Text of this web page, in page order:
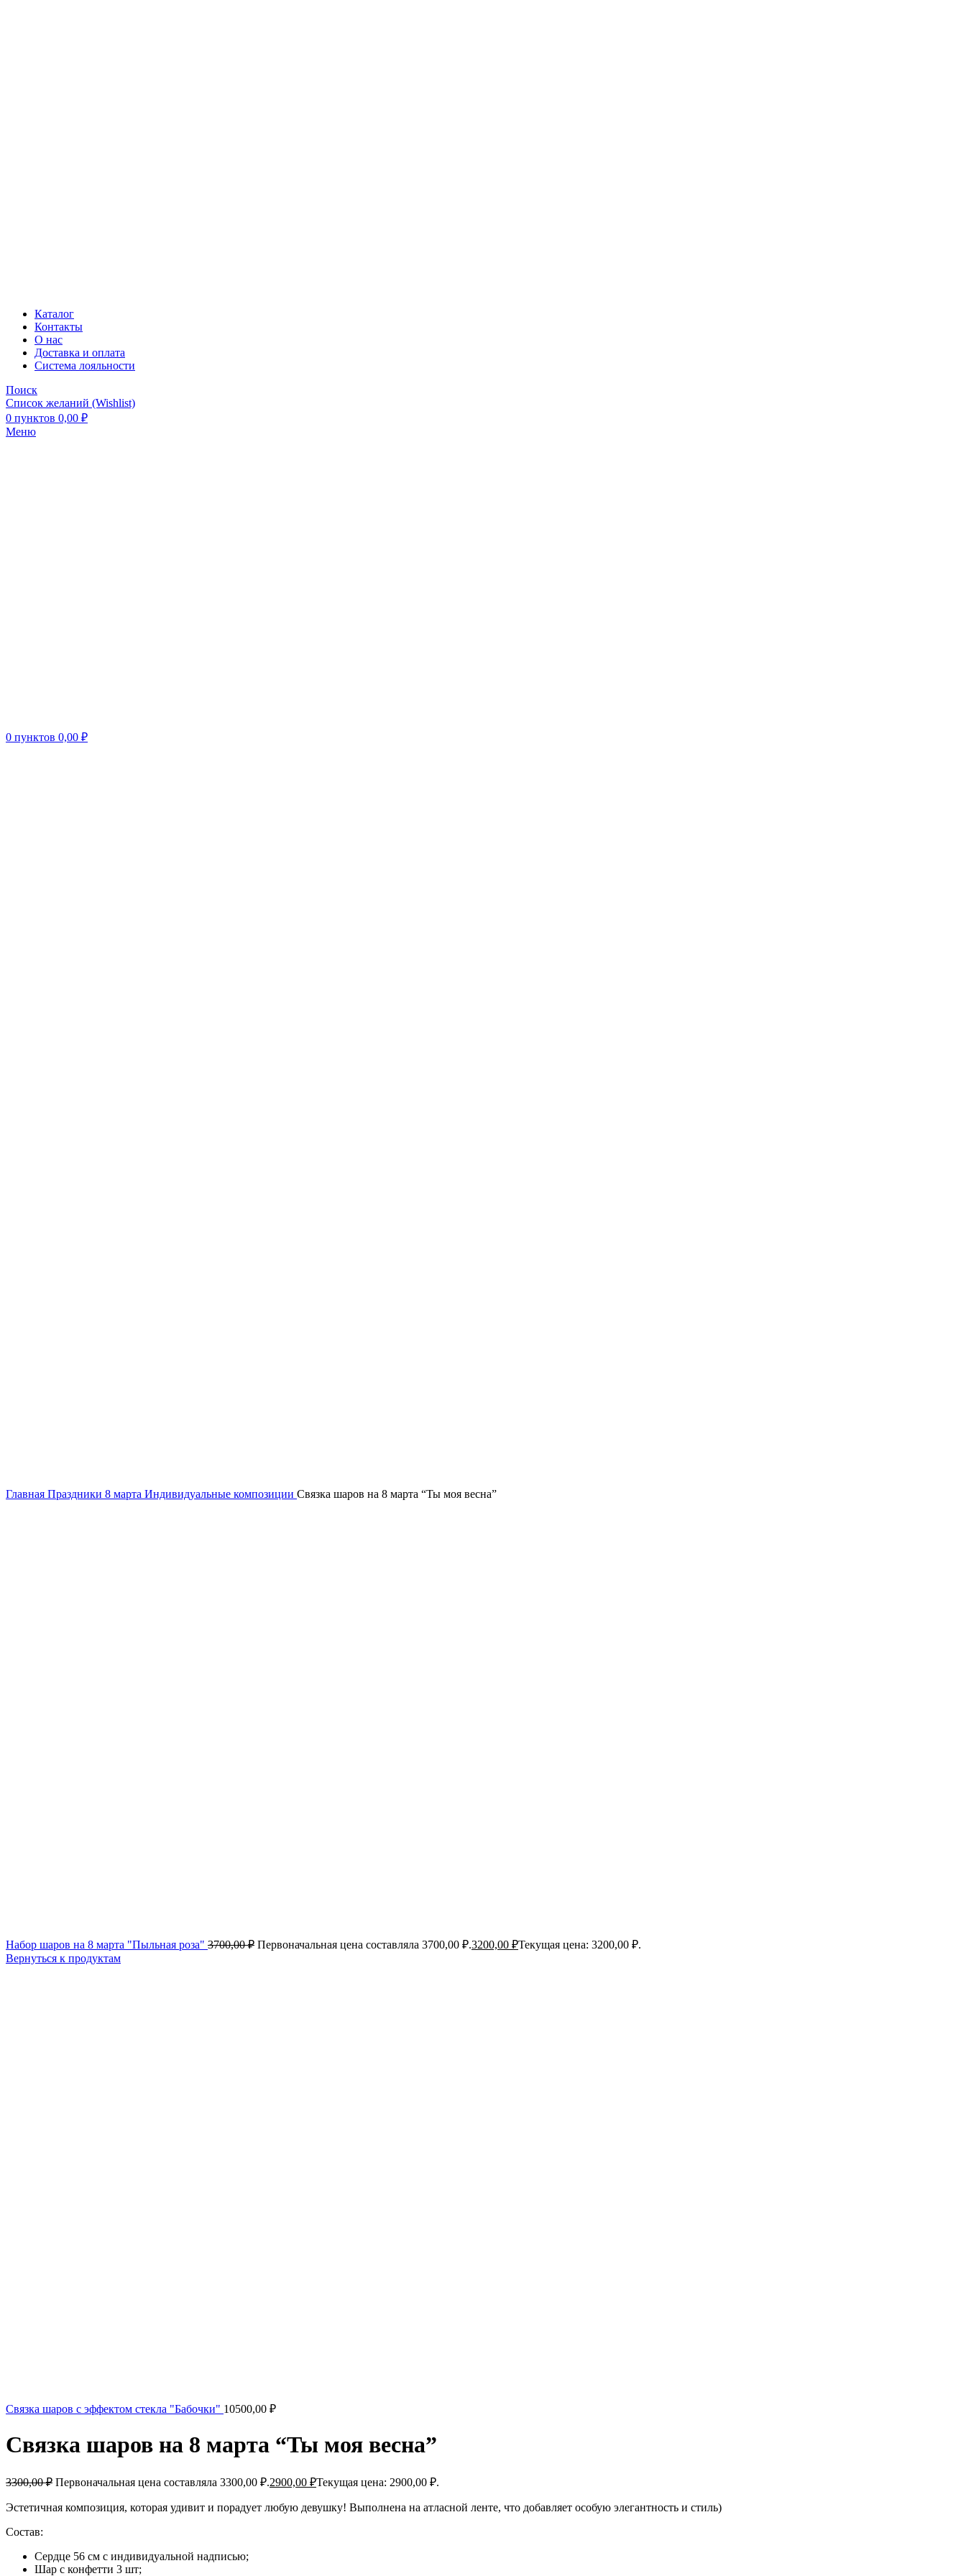
Каталог
Контакты
О нас
Доставка и оплата
Система лояльности
Поиск
Список желаний (Wishlist)
0 пунктов 0,00 ₽
Меню
0 пунктов 0,00 ₽
Главная Праздники 8 марта Индивидуальные композиции Связка шаров на 8 марта “Ты моя весна”
Набор шаров на 8 марта "Пыльная роза" 3700,00₽ Первоначальная цена составляла 3700,00 ₽.3200,00 ₽Текущая цена: 3200,00 ₽.
Вернуться к продуктам
Связка шаров с эффектом стекла "Бабочки" 10500,00 ₽
Связка шаров на 8 марта “Ты моя весна”
3300,00₽ Первоначальная цена составляла 3300,00 ₽.2900,00 ₽Текущая цена: 2900,00 ₽.
Эстетичная композиция, которая удивит и порадует любую девушку! Выполнена на атласной ленте, что добавляет особую элегантность и стиль)
Состав:
Сердце 56 см с индивидуальной надписью;
Шар с конфетти 3 шт;